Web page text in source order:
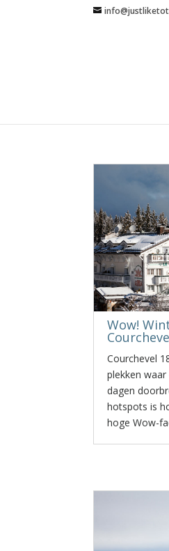
Wow!
Courchevel
plekken
dagen
hotspots is
hoge Wow-